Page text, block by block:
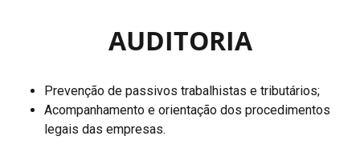
AUDITORIA
Prevenção de passivos trabalhistas e tributários;
Acompanhamento e orientação dos procedimentos
legais das empresas.